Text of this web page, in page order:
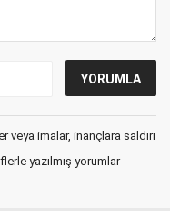
imalar, inançlara saldırı
yazılmış yorumlar